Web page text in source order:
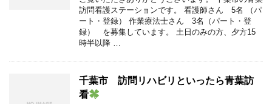
訪問看護ステーションです。 看護師さん 5名 （パ
ート・登録） 作業療法士さん 3名（パート・登
録） を募集しています。 土日のみの方、夕方15
時半以降 …
千葉市 訪問リハビリといったら青葉訪
看